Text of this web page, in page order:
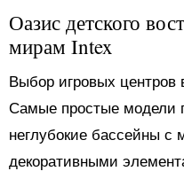
Оазис детского
мирам Intex
Выбор игровых центров
Самые простые модели
неглубокие бассейны с
декоративными